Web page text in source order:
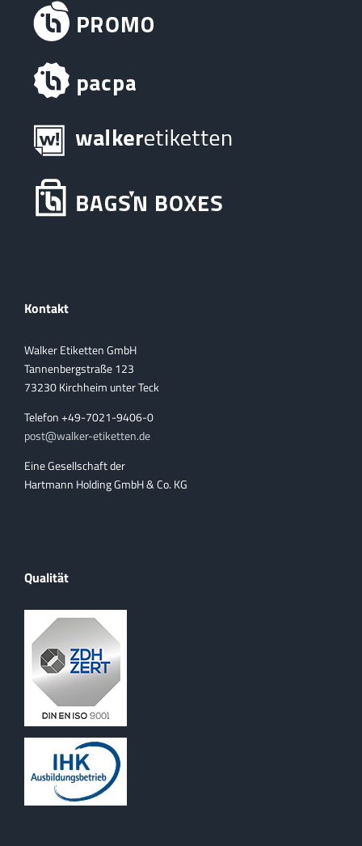
Kontakt
Walker Etiketten GmbH
Tannenbergstraße 123
73230 Kirchheim unter Teck
Telefon +49-7021-9406-0
post@walker-etiketten.de
Eine Gesellschaft der
Hartmann Holding GmbH & Co. KG
Qualität